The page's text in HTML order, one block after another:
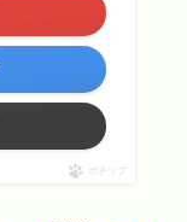
ポチップ